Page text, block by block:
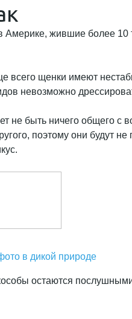
жившие более
всего щенки имеют
невозможно
не быть ничего общего с
поэтому они будут
в дикой природе